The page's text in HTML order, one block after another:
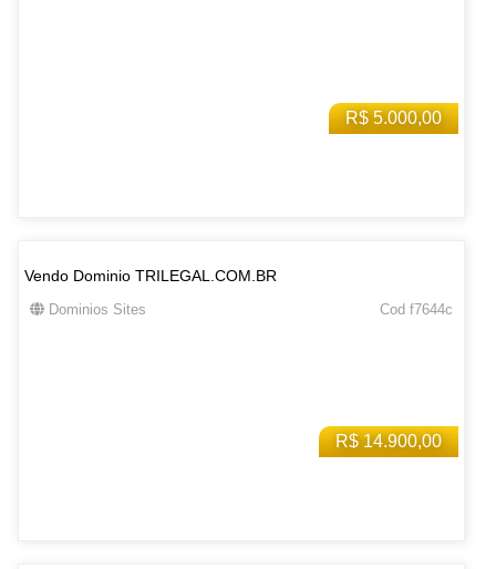
R$ 5.000,00
R$ 14.900,00
Vendo Dominio TRILEGAL.COM.BR
Dominios Sites Cod f7644c